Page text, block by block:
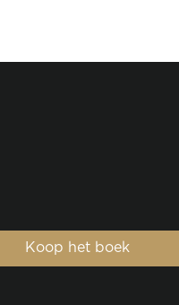
Koop het boek